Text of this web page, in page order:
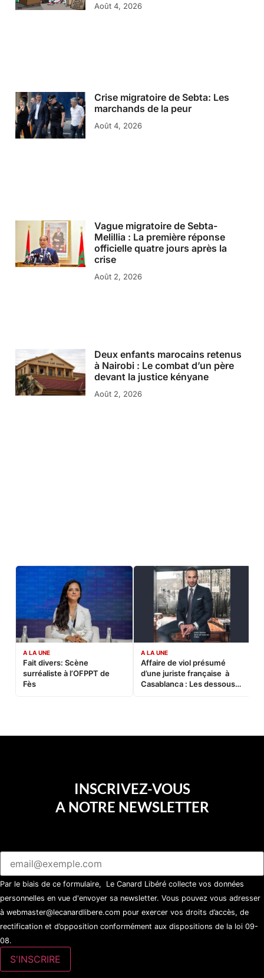
Août 4, 2026
Crise migratoire de Sebta: Les
marchands de la peur
Août 4, 2026
Vague migratoire de Sebta-
Melillia : La première réponse
officielle quatre jours après la
crise
Août 2, 2026
Deux enfants marocains retenus
à Nairobi : Le combat d’un père
devant la justice kényane
Août 2, 2026
A LA UNE
Fait divers: Scène
surréaliste à l’OFPPT de
Fès
A LA UNE
Affaire de viol présumé
d’une juriste française à
Casablanca : Les dessous
INSCRIVEZ-VOUS
A NOTRE NEWSLETTER
Par le biais de ce formulaire, Le Canard Libéré collecte vos données
personnelles en vue d'envoyer sa newsletter. Vous pouvez vous adresser
à webmaster@lecanardlibere.com pour exercer vos droits d’accès, de
rectification et d’opposition conformément aux dispositions de la loi 09-
08.